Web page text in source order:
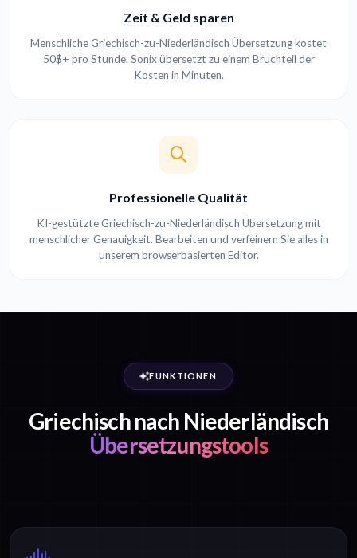
Zeit & Geld sparen
Menschliche Griechisch-zu-Niederländisch Übersetzung kostet
50$+ pro Stunde. Sonix übersetzt zu einem Bruchteil der
Kosten in Minuten.
Professionelle Qualität
KI-gestützte Griechisch-zu-Niederländisch Übersetzung mit
menschlicher Genauigkeit. Bearbeiten und verfeinern Sie alles in
unserem browserbasierten Editor.
FUNKTIONEN
Griechisch nach Niederländisch
Übersetzungstools